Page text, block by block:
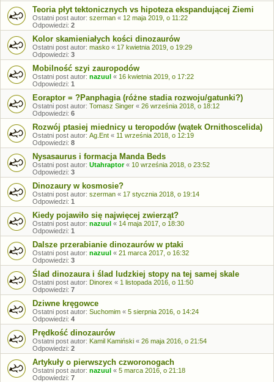
Teoria płyt tektonicznych vs hipoteza ekspandującej Ziemi
Ostatni post autor: szerman « 12 maja 2019, o 11:22
Odpowiedzi: 2
Kolor skamieniałych kości dinozaurów
Ostatni post autor: masko « 17 kwietnia 2019, o 19:29
Odpowiedzi: 3
Mobilność szyi zauropodów
Ostatni post autor: nazuul « 16 kwietnia 2019, o 17:22
Odpowiedzi: 1
Eoraptor = ?Panphagia (różne stadia rozwoju/gatunki?)
Ostatni post autor: Tomasz Singer « 26 września 2018, o 18:12
Odpowiedzi: 6
Rozwój ptasiej miednicy u teropodów (wątek Ornithoscelida)
Ostatni post autor: Ag.Ent « 11 września 2018, o 12:19
Odpowiedzi: 8
Nysasaurus i formacja Manda Beds
Ostatni post autor: Utahraptor« 10 września 2018, o 23:52
Odpowiedzi: 3
Dinozaury w kosmosie?
Ostatni post autor: szerman « 17 stycznia 2018, o 19:14
Odpowiedzi: 1
Kiedy pojawiło się najwięcej zwierząt?
Ostatni post autor: nazuul « 14 maja 2017, o 18:30
Odpowiedzi: 1
Dalsze przerabianie dinozaurów w ptaki
Ostatni post autor: nazuul « 21 marca 2017, o 16:32
Odpowiedzi: 3
Ślad dinozaura i ślad ludzkiej stopy na tej samej skale
Ostatni post autor: Dinorex « 1 listopada 2016, o 11:50
Odpowiedzi: 7
Dziwne kręgowce
Ostatni post autor: Suchomim « 5 sierpnia 2016, o 14:24
Odpowiedzi: 4
Prędkość dinozaurów
Ostatni post autor: Kamil Kamiński « 26 maja 2016, o 21:54
Odpowiedzi: 2
Artykuły o pierwszych czworonogach
Ostatni post autor: nazuul « 5 marca 2016, o 21:18
Odpowiedzi: 7